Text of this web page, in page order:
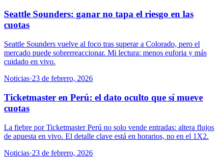
Seattle Sounders: ganar no tapa el riesgo en las
cuotas
Seattle Sounders vuelve al foco tras superar a Colorado, pero el
mercado puede sobrerreaccionar. Mi lectura: menos euforia y más
cuidado en vivo.
Noticias·23 de febrero, 2026
Ticketmaster en Perú: el dato oculto que sí mueve
cuotas
La fiebre por Ticketmaster Perú no solo vende entradas: altera flujos
de apuesta en vivo. El detalle clave está en horarios, no en el 1X2.
Noticias·23 de febrero, 2026